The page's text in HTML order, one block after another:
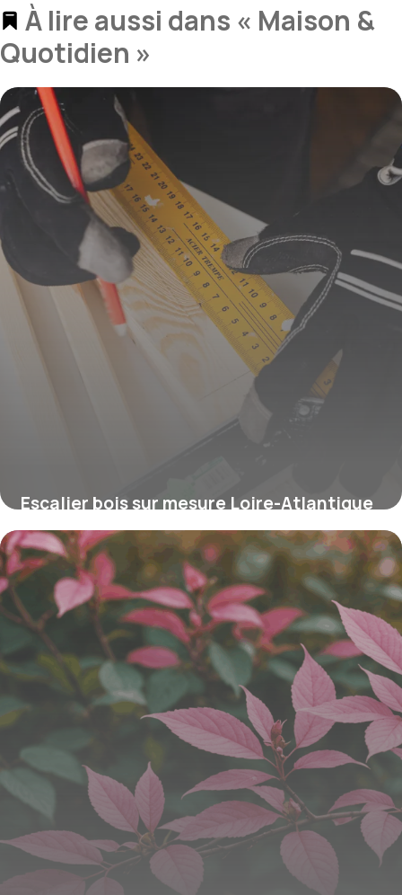
À lire aussi dans « Maison &
Quotidien »
Escalier bois sur mesure Loire-Atlantique
: styles et tarifs
16 juin 2026